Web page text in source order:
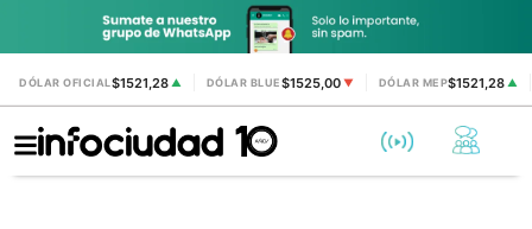
DÓLAR OFICIAL$1521,28 ▲ DÓLAR BLUE$1525,00 ▼ DÓLAR MEP$1521,28▲